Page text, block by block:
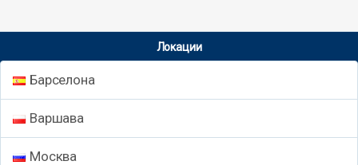
Локации
Барселона
Варшава
Москва